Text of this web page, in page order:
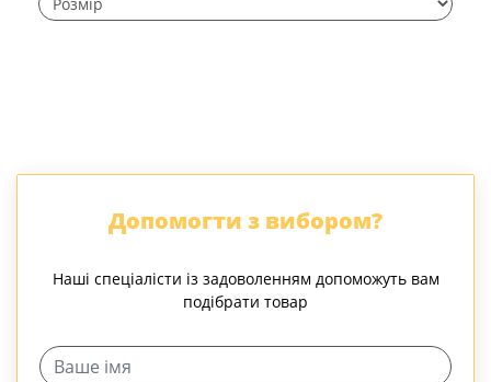
Допомогти з вибором?
Наші спеціалісти із задоволенням допоможуть вам
подібрати товар